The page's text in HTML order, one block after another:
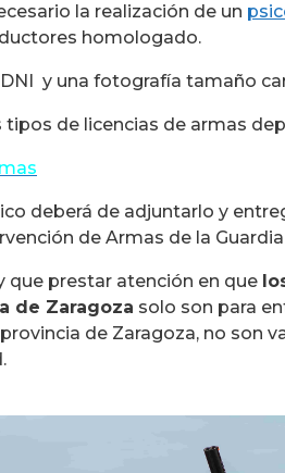
la realización de un
homologado.
y una fotografía tamaño
de licencias de armas
deberá de adjuntarlo y
de Armas de la Guardia
que prestar atención en que
de Zaragoza solo son para
de Zaragoza, no son